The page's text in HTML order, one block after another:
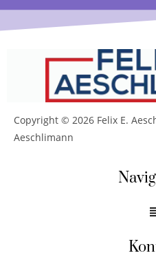
Copyright © 2026 Felix E.
Aeschlimann